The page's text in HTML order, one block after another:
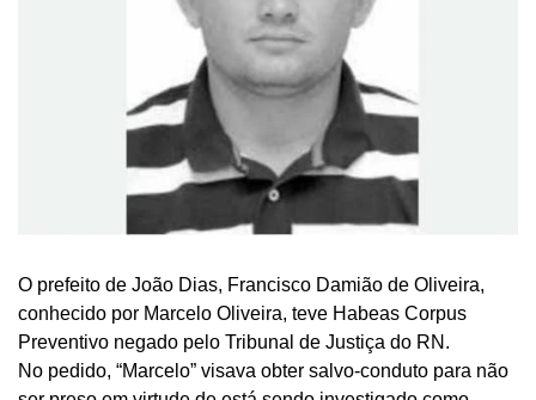
O prefeito de João Dias, Francisco Damião de Oliveira,
conhecido por Marcelo Oliveira, teve Habeas Corpus
Preventivo negado pelo Tribunal de Justiça do RN.
No pedido, “Marcelo” visava obter salvo-conduto para não